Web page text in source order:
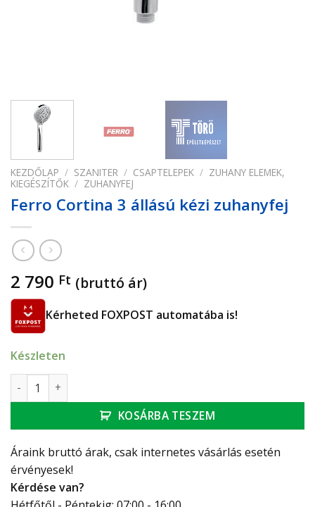
KEZDŐLAP / SZANITER / CSAPTELEPEK / ZUHANY ELEMEK,
KIEGÉSZÍTŐK / ZUHANYFEJ
Ferro Cortina 3 állású kézi zuhanyfej
2 790 Ft (bruttó ár)
Kérheted FOXPOST automatába is!
Készleten
Ferro Cortina 3 állású kézi zuhanyfej mennyiség
KOSÁRBA TESZEM
Áraink bruttó árak, csak internetes vásárlás esetén
érvényesek!
Kérdése van?